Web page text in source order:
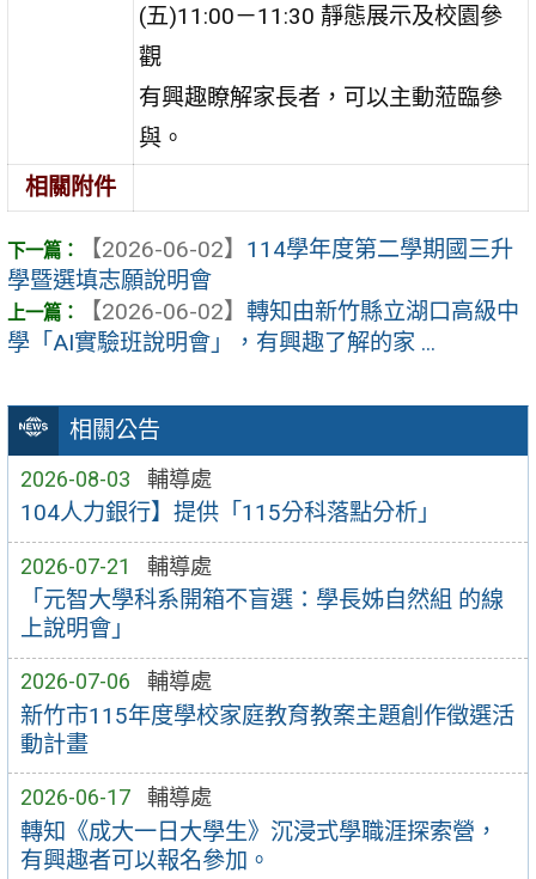
相關公告
2026-08-03 輔導處
104人力銀行】提供「115分科落點分析」
2026-07-21 輔導處
「元智大學科系開箱不盲選：學長姊自然組 的線
上說明會」
2026-07-06 輔導處
新竹市115年度學校家庭教育教案主題創作徵選活
動計畫
2026-06-17 輔導處
轉知《成大一日大學生》沉浸式學職涯探索營，
有興趣者可以報名參加。
(五)11:00－11:30 靜態展示及校園參
觀
有興趣瞭解家長者，可以主動蒞臨參
與。
相關附件
【2026-06-02】 114學年度第二學期國三升
學暨選填志願說明會
【2026-06-02】 轉知由新竹縣立湖口高級中
學「AI實驗班說明會」，有興趣了解的家 ...